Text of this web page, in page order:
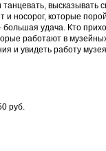
высказывать
и носорог, которые
удача. Кто
работают в
и увидеть работу
руб.